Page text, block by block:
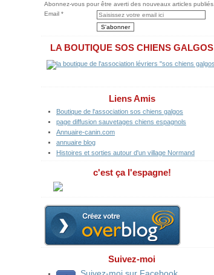
Abonnez-vous pour être averti des nouveaux articles publiés.
Email
LA BOUTIQUE SOS CHIENS GALGOS
Liens Amis
Boutique de l'association sos chiens galgos
page diffusion sauvetages chiens espagnols
Annuaire-canin.com
annuaire blog
Histoires et sorties autour d'un village Normand
c'est ça l'espagne!
Suivez-moi